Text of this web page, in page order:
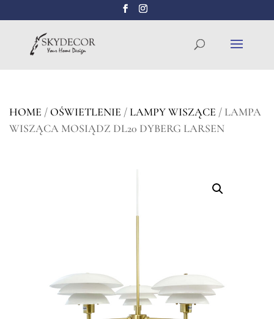
HOME /OŚWIETLENIE /LAMPY WISZĄCE / LAMPA
WISZĄCA MOSIĄDZ DL20 DYBERG LARSEN